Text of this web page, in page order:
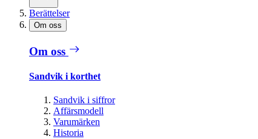
Berättelser
Om oss
Om oss
Sandvik i korthet
Sandvik i siffror
Affärsmodell
Varumärken
Historia